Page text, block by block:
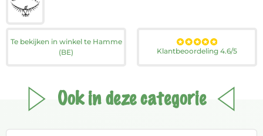
Te bekijken in winkel te Hamme
(BE)
Klantbeoordeling 4.6/5
Ook in deze categorie